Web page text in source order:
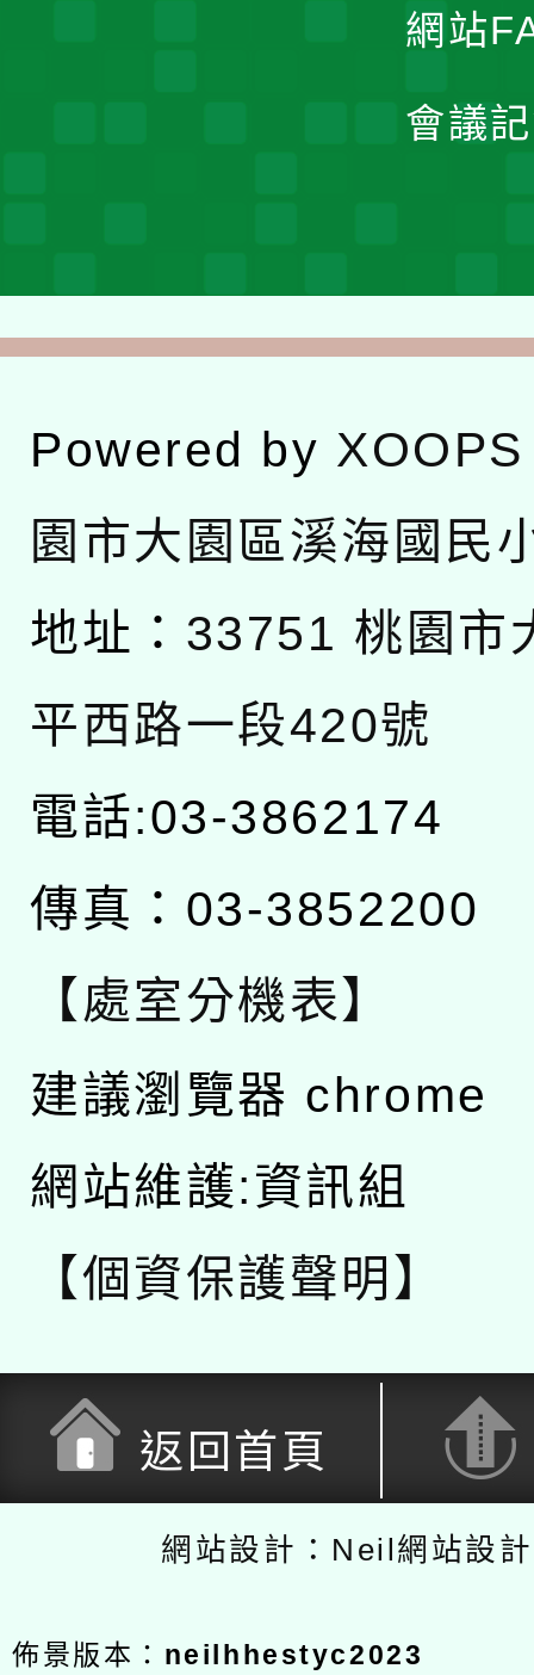
網站
會議
Powered by XOOPS
園市大園區溪海國民
地址： 33751 桃園市
平西路一段420號
電話:03-3862174
傳真：03-3852200
【處室分機表】
建議瀏覽器 chrome
網站維護:資訊組
【個資保護聲明】
返回首頁
網站設計：Neil網站設
佈景版本： neilhhestyc2023